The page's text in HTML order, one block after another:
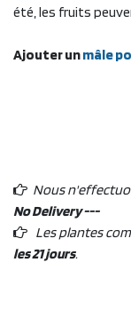
été, les fruits
Ajouter unmâle
Nous
No Delivery ---
Les plantes
les 21 jours.